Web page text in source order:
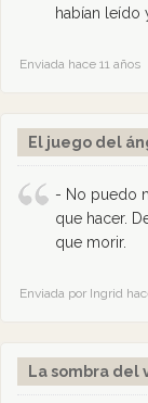
habían leído
Enviada hace 11 años
El juego del
- No puedo
que hacer.
que morir.
Enviada por Ingrid
La sombra del